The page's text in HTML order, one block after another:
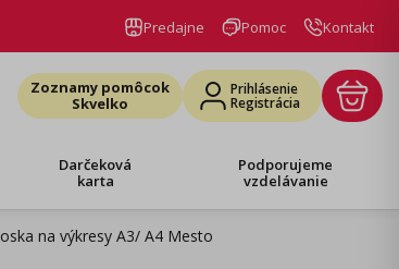
Predajne Pomoc Kontakt
Zoznamy pomôcok
Skvelko
Prihlásenie
Registrácia
Darčeková
karta
Podporujeme
vzdelávanie
na výkresy A3/ A4 Mesto